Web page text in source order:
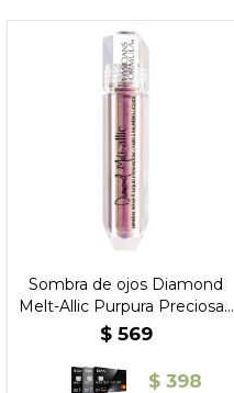
Sombra de ojos Diamond
Melt-Allic Purpura Preciosa -
Physicians
$ 569
$ 398